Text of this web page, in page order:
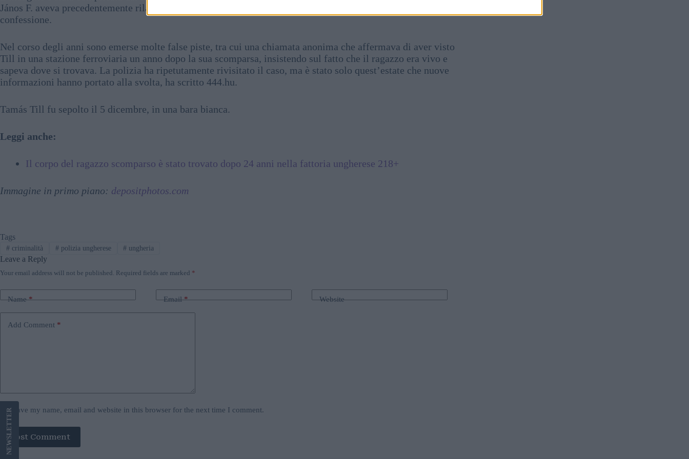
János F. aveva precedentemente rilasciato dichiarazioni sul caso, ma non erano coerenti con la sua successiva
confessione.
Nel corso degli anni sono emerse molte false piste, tra cui una chiamata anonima che affermava di aver visto
Till in una stazione ferroviaria un anno dopo la sua scomparsa, insistendo sul fatto che il ragazzo era vivo e
sapeva dove si trovava. La polizia ha ripetutamente rivisitato il caso, ma è stato solo quest’estate che nuove
informazioni hanno portato alla svolta, ha scritto 444.hu.
Tamás Till fu sepolto il 5 dicembre, in una bara bianca.
Leggi anche:
Il corpo del ragazzo scomparso è stato trovato dopo 24 anni nella fattoria ungherese 218+
Immagine in primo piano: depositphotos.com
Tags
#criminalità #polizia ungherese # ungheria
Leave a Reply
Your email address will not be published. Required fields are marked *
Name* Email* Website
Add Comment *
Save my name, email and website in this browser for the next time I comment.
Post Comment
NEWS
LETTER